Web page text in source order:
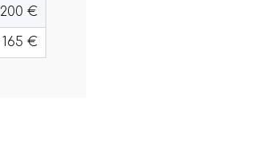
200 €
165 €